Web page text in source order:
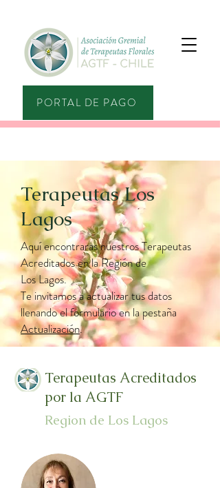
PORTAL DE PAGO
Aquí encontraras nuestros Terapeutas
Acreditados en la Región de
Los Lagos.
Te invitamos a actualizar tus datos
llenando el formulario en la pestaña
Actualización.
Terapeutas Los
Lagos
Terapeutas Acreditados
por la AGTF
Region de Los Lagos